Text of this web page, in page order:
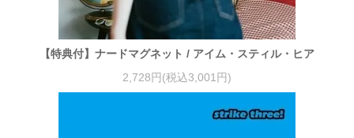
【特典付】ナードマグネット / アイム・スティル・ヒア
2,728円(税込3,001円)